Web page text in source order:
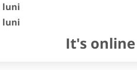
luni
luni
It's